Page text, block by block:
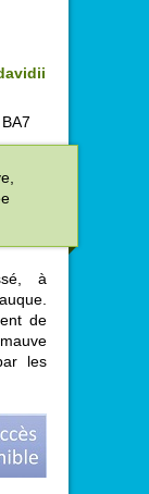
BA7
à
de
les